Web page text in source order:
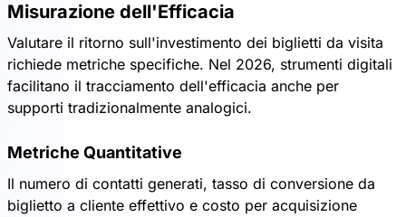
Misurazione dell'Efficacia
Valutare il ritorno sull'investimento dei biglietti da visita
richiede metriche specifiche. Nel 2026, strumenti digitali
facilitano il tracciamento dell'efficacia anche per
supporti tradizionalmente analogici.
Metriche Quantitative
Il numero di contatti generati, tasso di conversione da
biglietto a cliente effettivo e costo per acquisizione